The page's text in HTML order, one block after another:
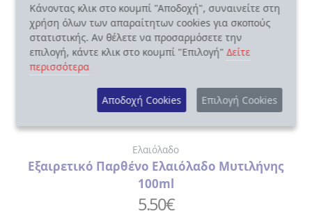
Ελαιόλαδο
Εξαιρετικό Παρθένο Ελαιόλαδο Μυτιλήνης
100ml
5.50€
Κάνοντας κλικ στο κουμπί "Αποδοχή", συναινείτε στη
χρήση όλων των απαραίτητων cookies για σκοπούς
στατιστικής. Αν θέλετε να προσαρμόσετε την
επιλογή, κάντε κλικ στο κουμπί "Επιλογή"Δείτε
περισσότερα
Αποδοχή Cookies Επιλογή Cookies